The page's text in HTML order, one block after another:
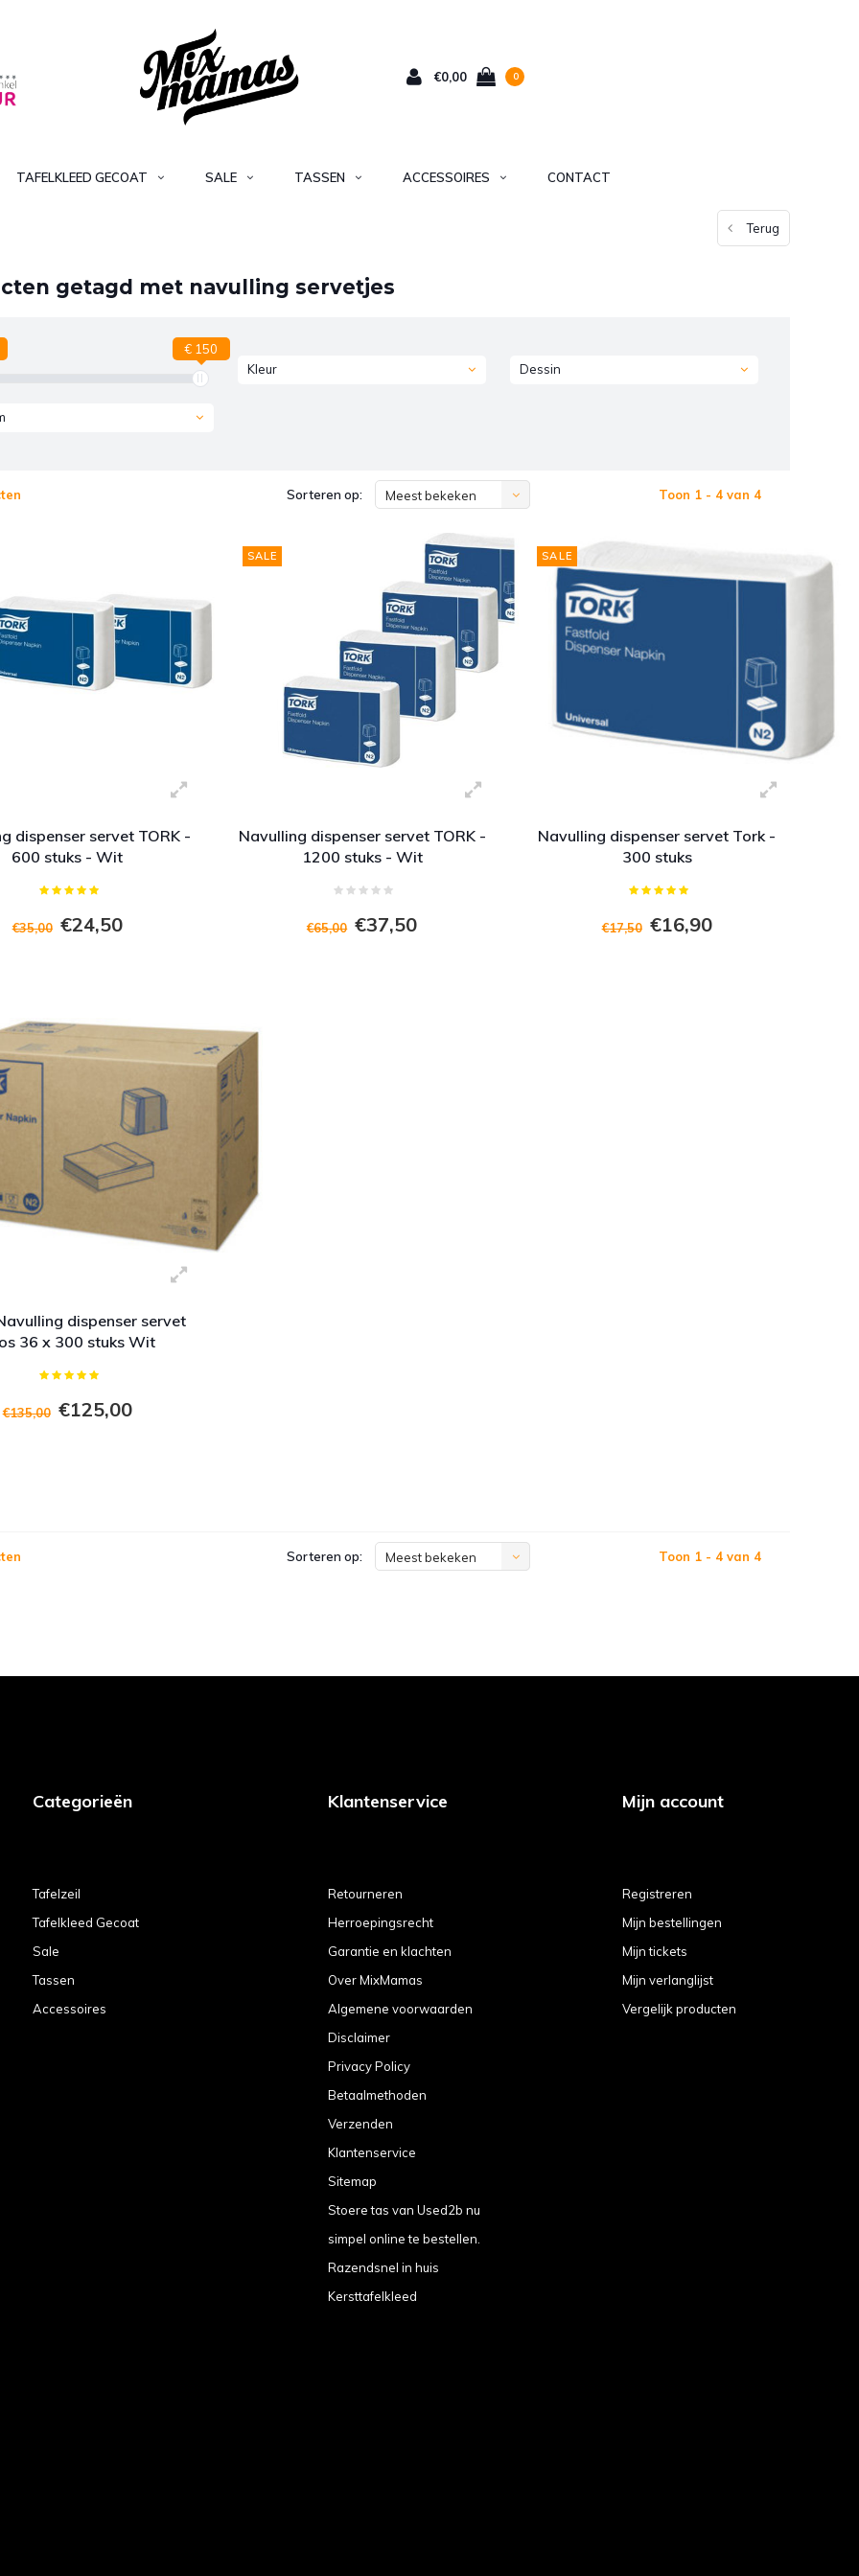
€0,00 0
TAFELKLEED GECOAT SALE TASSEN ACCESSOIRES CONTACT
Terug
getagd met navulling servetjes
€ 150
Kleur
Dessin
Sorteren op: Meest bekeken Toon 1 - 4 van 4
dispenser servet TORK -
600 stuks - Wit
€35,00 €24,50
SALE
Navulling dispenser servet TORK -
1200 stuks - Wit
€65,00 €37,50
SALE
Navulling dispenser servet Tork -
300 stuks
€17,50 €16,90
dispenser servet
36 x 300 stuks Wit
€135,00 €125,00
Sorteren op: Meest bekeken Toon 1 - 4 van 4
Categorieën
Tafelzeil
Tafelkleed Gecoat
Sale
Tassen
Accessoires
Klantenservice
Retourneren
Herroepingsrecht
Garantie en klachten
Over MixMamas
Algemene voorwaarden
Disclaimer
Privacy Policy
Betaalmethoden
Verzenden
Klantenservice
Sitemap
Stoere tas van Used2b nu
simpel online te bestellen.
Razendsnel in huis
Kersttafelkleed
Mijn account
Registreren
Mijn bestellingen
Mijn tickets
Mijn verlanglijst
Vergelijk producten